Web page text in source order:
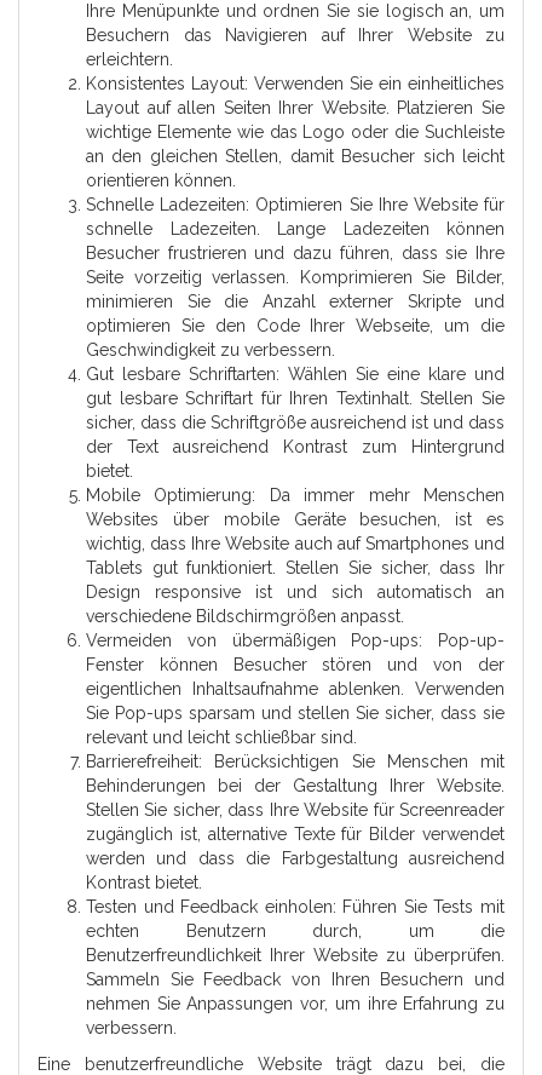
Ihre Menüpunkte und ordnen Sie sie logisch an, um
Besuchern das Navigieren auf Ihrer Website zu
erleichtern.
Konsistentes Layout: Verwenden Sie ein einheitliches
Layout auf allen Seiten Ihrer Website. Platzieren Sie
wichtige Elemente wie das Logo oder die Suchleiste
an den gleichen Stellen, damit Besucher sich leicht
orientieren können.
Schnelle Ladezeiten: Optimieren Sie Ihre Website für
schnelle Ladezeiten. Lange Ladezeiten können
Besucher frustrieren und dazu führen, dass sie Ihre
Seite vorzeitig verlassen. Komprimieren Sie Bilder,
minimieren Sie die Anzahl externer Skripte und
optimieren Sie den Code Ihrer Webseite, um die
Geschwindigkeit zu verbessern.
Gut lesbare Schriftarten: Wählen Sie eine klare und
gut lesbare Schriftart für Ihren Textinhalt. Stellen Sie
sicher, dass die Schriftgröße ausreichend ist und dass
der Text ausreichend Kontrast zum Hintergrund
bietet.
Mobile Optimierung: Da immer mehr Menschen
Websites über mobile Geräte besuchen, ist es
wichtig, dass Ihre Website auch auf Smartphones und
Tablets gut funktioniert. Stellen Sie sicher, dass Ihr
Design responsive ist und sich automatisch an
verschiedene Bildschirmgrößen anpasst.
Vermeiden von übermäßigen Pop-ups: Pop-up-
Fenster können Besucher stören und von der
eigentlichen Inhaltsaufnahme ablenken. Verwenden
Sie Pop-ups sparsam und stellen Sie sicher, dass sie
relevant und leicht schließbar sind.
Barrierefreiheit: Berücksichtigen Sie Menschen mit
Behinderungen bei der Gestaltung Ihrer Website.
Stellen Sie sicher, dass Ihre Website für Screenreader
zugänglich ist, alternative Texte für Bilder verwendet
werden und dass die Farbgestaltung ausreichend
Kontrast bietet.
Testen und Feedback einholen: Führen Sie Tests mit
echten Benutzern durch, um die
Benutzerfreundlichkeit Ihrer Website zu überprüfen.
Sammeln Sie Feedback von Ihren Besuchern und
nehmen Sie Anpassungen vor, um ihre Erfahrung zu
verbessern.
Eine benutzerfreundliche Website trägt dazu bei, die